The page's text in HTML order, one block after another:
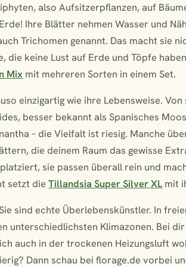
also Aufsitzerpflanzen, auf
Ihre Blätter nehmen Wasser und
Trichomen genannt. Das macht sie
die keine Lust auf Erde und Töpfe
Mix mit mehreren Sorten in einem Set.
einzigartig wie ihre Lebensweise.
besser bekannt als Spanisches
– die Vielfalt ist riesig. Manche
die deinem Raum das gewisse
sie passen überall rein und
setzt dieTillandsia Super Silver XL mit
sind echte Überlebenskünstler. In
unterschiedlichsten Klimazonen. Bei
auch in der trockenen Heizungsluft
Dann schau bei florage.de vorbei